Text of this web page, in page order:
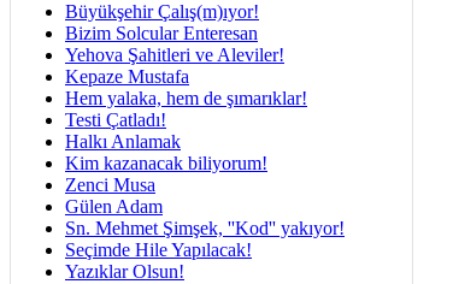
Büyükşehir Çalış(m)ıyor!
Bizim Solcular Enteresan
Yehova Şahitleri ve Aleviler!
Kepaze Mustafa
Hem yalaka, hem de şımarıklar!
Testi Çatladı!
Halkı Anlamak
Kim kazanacak biliyorum!
Zenci Musa
Gülen Adam
Sn. Mehmet Şimşek, ''Kod'' yakıyor!
Seçimde Hile Yapılacak!
Yazıklar Olsun!